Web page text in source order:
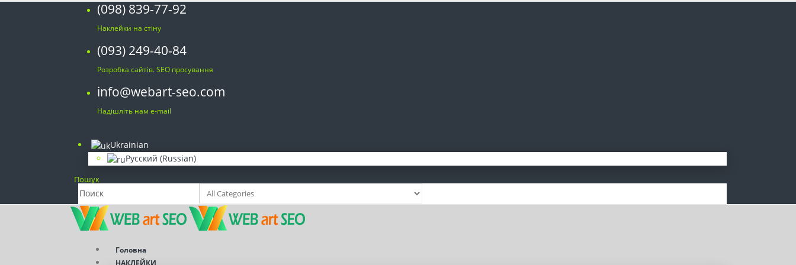
(098) 839-77-92
Наклейки на стіну
(093) 249-40-84
Розробка сайтів. SEO просування
info@webart-seo.com
Надішліть нам e-mail
Ukrainian
Русский (Russian)
Пошук
Головна